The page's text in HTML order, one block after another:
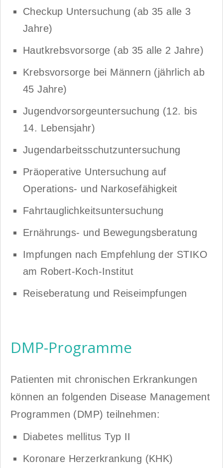
Checkup Untersuchung (ab 35 alle 3
Jahre)
Hautkrebsvorsorge (ab 35 alle 2 Jahre)
Krebsvorsorge bei Männern (jährlich ab
45 Jahre)
Jugendvorsorgeuntersuchung (12. bis
14. Lebensjahr)
Jugendarbeitsschutzuntersuchung
Präoperative Untersuchung auf
Operations- und Narkosefähigkeit
Fahrtauglichkeitsuntersuchung
Ernährungs- und Bewegungsberatung
Impfungen nach Empfehlung der STIKO
am Robert-Koch-Institut
Reiseberatung und Reiseimpfungen
DMP-Programme
Patienten mit chronischen Erkrankungen
können an folgenden Disease Management
Programmen (DMP) teilnehmen:
Diabetes mellitus Typ II
Koronare Herzerkrankung (KHK)